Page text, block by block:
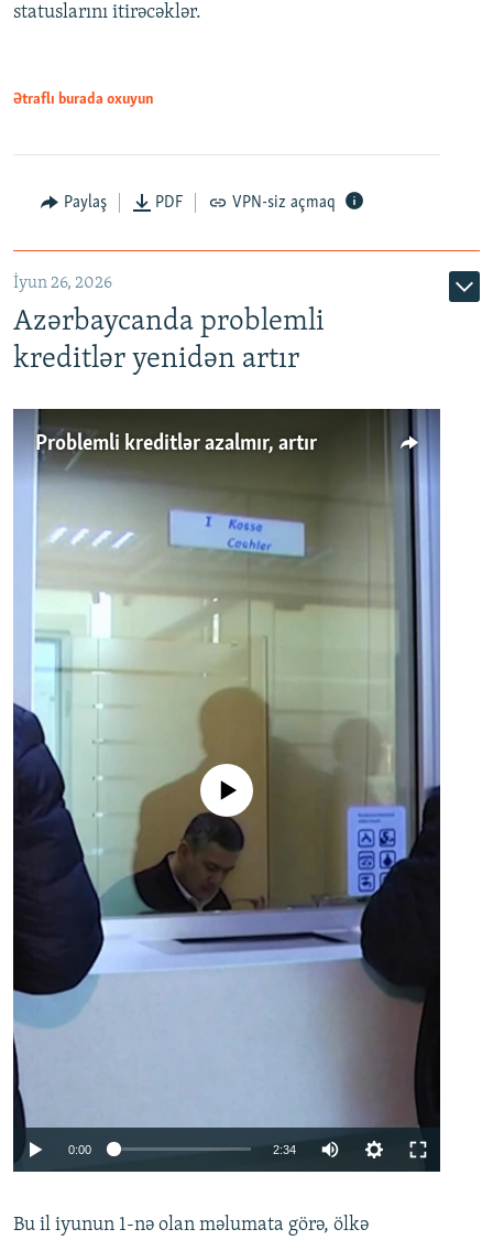
Auto 240p 360p 480p
720p 1080p
statuslarını itirəcəklər.
Ətraflı burada oxuyun
Paylaş PDF VPN-siz açmaq
İyun 26, 2026
Azərbaycanda problemli
kreditlər yenidən artır
Problemli kreditlər azalmır, artır
No media source currently available
0:00 2:34
360p
Bu il iyunun 1-nə olan məlumata görə, ölkə